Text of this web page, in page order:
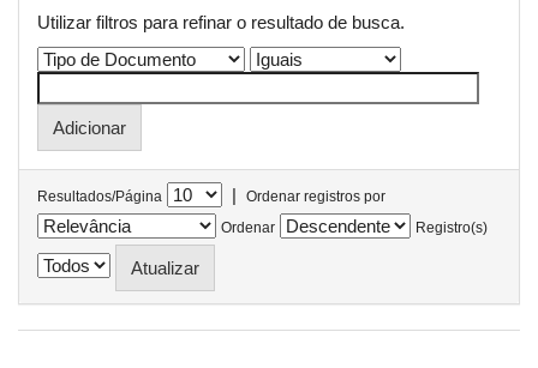
Utilizar filtros para refinar o resultado de busca.
Resultados/Página |
Ordenar registros por
Ordenar
Registro(s)